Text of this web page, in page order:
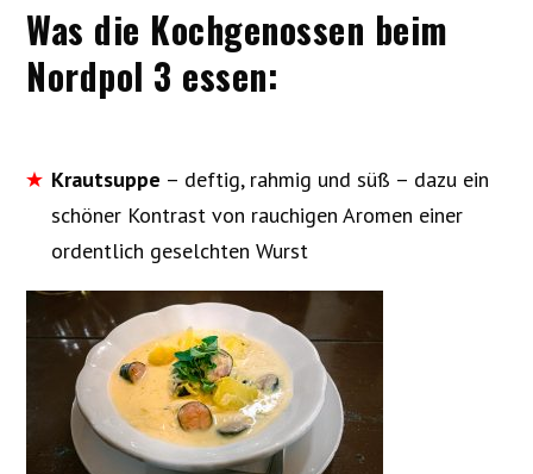
Was die Kochgenossen beim
Nordpol 3 essen:
Krautsuppe – deftig, rahmig und süß – dazu ein
schöner Kontrast von rauchigen Aromen einer
ordentlich geselchten Wurst